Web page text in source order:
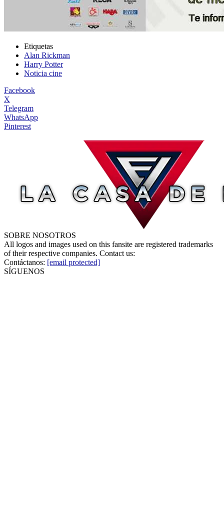
Etiquetas
Alan Rickman
Harry Potter
Noticia cine
Facebook
X
Telegram
WhatsApp
Pinterest
SOBRE NOSOTROS
All logos and images used on this fansite are registered trademarks
of their respective companies. Contact us:
Contáctanos: [email protected]
SÍGUENOS